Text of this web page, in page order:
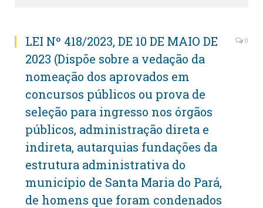
LEI Nº 418/2023, DE 10 DE MAIO DE
2023 (Dispõe sobre a vedação da
nomeação dos aprovados em
concursos públicos ou prova de
seleção para ingresso nos órgãos
públicos, administração direta e
indireta, autarquias fundações da
estrutura administrativa do
município de Santa Maria do Pará,
de homens que foram condenados
0